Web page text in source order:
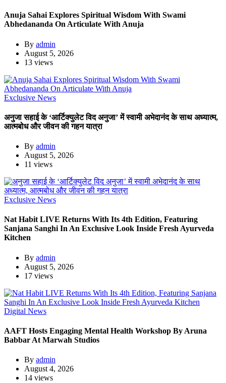
Anuja Sahai Explores Spiritual Wisdom With Swami
Abhedananda On Articulate With Anuja
By admin
August 5, 2026
13 views
Exclusive News
अनुजा सहाई के ‘आर्टिक्युलेट विद अनुजा’ में स्वामी अभेदानंद के साथ अध्यात्म,
आत्मबोध और जीवन की गहन यात्रा
By admin
August 5, 2026
11 views
Exclusive News
Nat Habit LIVE Returns With Its 4th Edition, Featuring
Sanjana Sanghi In An Exclusive Look Inside Fresh Ayurveda
Kitchen
By admin
August 5, 2026
17 views
Digital News
AAFT Hosts Engaging Mental Health Workshop By Aruna
Babbar At Marwah Studios
By admin
August 4, 2026
14 views